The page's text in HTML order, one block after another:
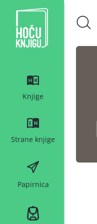
Hoću knjigu bijeli logo
Knjige
Strane knjige
Papirnica